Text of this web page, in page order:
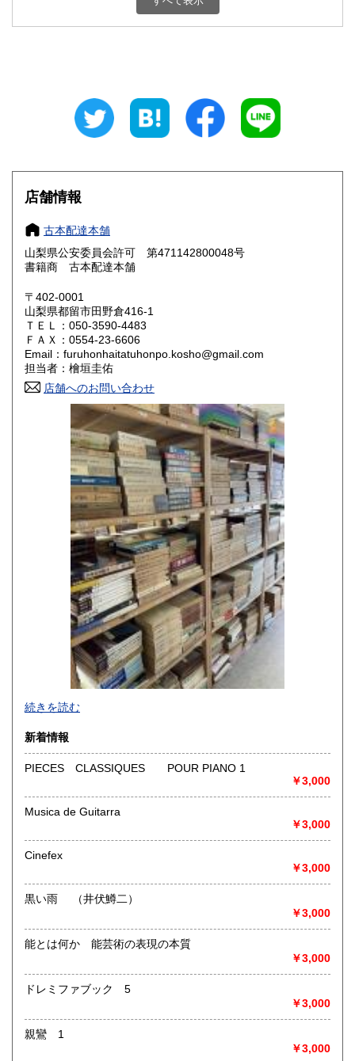
800円 三重県
大阪府
奈良県
鳥取県 800円 島根県
岡山県
山口県 800円
香川県 800円 愛媛県
高知県 800円
800円 長崎県
800円 大分県
800円 鹿児島県
1,500円
店舗情報
古本配達本舗
山梨県公安委員会許可 第471142800048号
書籍商 古本配達本舗
〒402-0001
山梨県都留市田野倉416-1
ＴＥＬ：050-3590-4483
ＦＡＸ：0554-23-6606
Email：furuhonhaitatuhonpo.kosho@gmail.com
担当者：檜垣圭佑
店舗へのお問い合わせ
-
沿線名：-
最寄駅：-
営業時間：-
定休日：-
書籍の買取について
取り扱い分野
総記、哲学宗教、歴史、社会科学、自然科学、美術工芸、国
語国文、外国文学、古典籍、近代文献、趣味、外国書、サブ
続きを読む
新着情報
PIECES CLASSIQUES POUR PIANO 1
￥3,000
Musica de Guitarra
￥3,000
Cinefex
￥3,000
黒い雨 （井伏鱒二）
￥3,000
能とは何か 能芸術の表現の本質
￥3,000
ドレミファブック 5
￥3,000
親鸞 1
￥3,000